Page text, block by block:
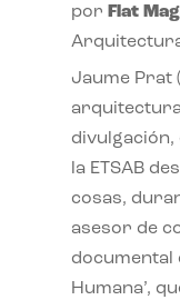
por Flat
Jaume Prat
la ETSAB
cosas,
asesor de
documental
Humana’,